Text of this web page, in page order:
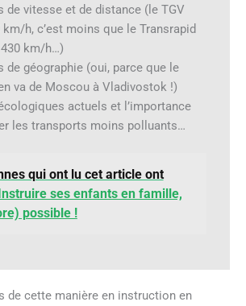
de vitesse et de distance (le TGV
h, c’est moins que le Transrapid
km/h…)
de géographie (oui, parce que le
va de Moscou à Vladivostok !)
actuels et l’importance
les transports moins polluants…
qui ont lu cet article ont
ses enfants en famille,
possible !
de cette manière en instruction en